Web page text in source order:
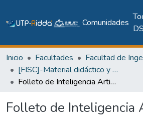
Comunidades
Inicio Facultades
[FISC]-Material didáctico y recursos de aprendizaje
Folleto de Inteligencia Artificial
Folleto de Inteligencia